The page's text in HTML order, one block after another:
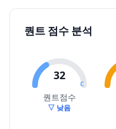
퀀트 점수 분석
32
C
퀀트점수
▽ 낮음